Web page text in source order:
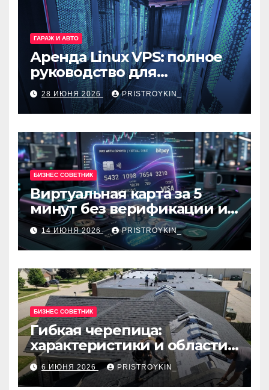
ГАРАЖ И АВТО
Аренда Linux VPS: полное
руководство для
разработчиков и
администраторов
28 ИЮНЯ 2026 PRISTROYKIN_
БИЗНЕС СОВЕТНИК
Виртуальная карта за 5
минут без верификации и
банков с пополнением в
USDT
14 ИЮНЯ 2026 PRISTROYKIN_
БИЗНЕС СОВЕТНИК
Гибкая черепица:
характеристики и области
применения
6 ИЮНЯ 2026 PRISTROYKIN_